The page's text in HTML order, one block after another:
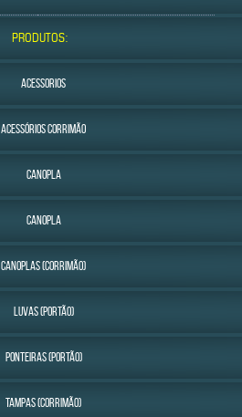
PRODUTOS:
ACESSORIOS
ACESSÓRIOS CORRIMÃO
CANOPLA
CANOPLA
CANOPLAS (CORRIMÃO)
LUVAS (PORTÃO)
PONTEIRAS (PORTÃO)
TAMPAS (CORRIMÃO)